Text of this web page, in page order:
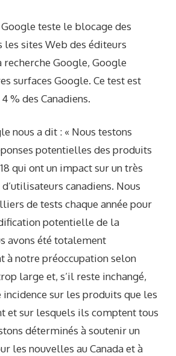
Google teste le blocage des
les sites Web des éditeurs
recherche Google, Google
surfaces Google. Ce test est
% des Canadiens.
nous a dit : « Nous testons
potentielles des produits
qui ont un impact sur un très
canadiens. Nous
de tests chaque année pour
potentielle de la
avons été totalement
à notre préoccupation selon
large et, s’il reste inchangé,
sur les produits que les
et sur lesquels ils comptent tous
déterminés à soutenir un
les nouvelles au Canada et à